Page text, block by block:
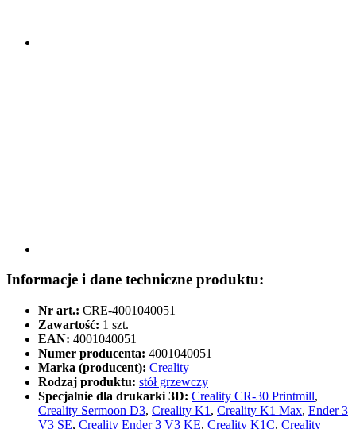
Informacje i dane techniczne produktu:
Nr art.: CRE-4001040051
Zawartość: 1 szt.
EAN: 4001040051
Numer producenta: 4001040051
Marka (producent): Creality
Rodzaj produktu: stół grzewczy
Specjalnie dla drukarki 3D: Creality CR-30 Printmill,
Creality Sermoon D3, Creality K1 , Creality K1 Max, Ender 3
V3 SE, Creality Ender 3 V3 KE, Creality K1C, Creality